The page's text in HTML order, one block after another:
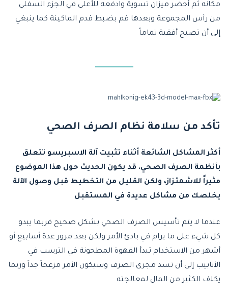
مكانه ثم أحضر ميزان تسوية وادفعه للأعلى في الجزء السفلي
من رأس المجموعة وبعدها قم بضبط قدم الماكينة كما ينبغي
إلى أن تصبح أفقية تماماً
تأكد من سلامة نظام الصرف الصحي
أكثر المشاكل الشائعة أثناء تثبيت آلة الاسبريسو تتعلق
بأنظمة الصرف الصحي. قد يكون الحديث حول هذا الموضوع
مثيراً للاشمئزاز، ولكن القليل من التخطيط قبل وصول الآلة
يخلصك من مشاكل عديدة في المستقبل
عندما لا يتم تأسيس الصرف الصحي بشكل صحيح فربما يبدو
كل شيء على ما يرام في بادئ الأمر ولكن بعد مرور عدة أسابيع أو
أشهر من الاستخدام تبدأ القهوة المطحونة في الترسب في
الأنابيب إلى أن تسد مجرى الصرف وسيكون الأمر مزعجاً جداً وربما
يكلف الكثير من المال لمعالجته